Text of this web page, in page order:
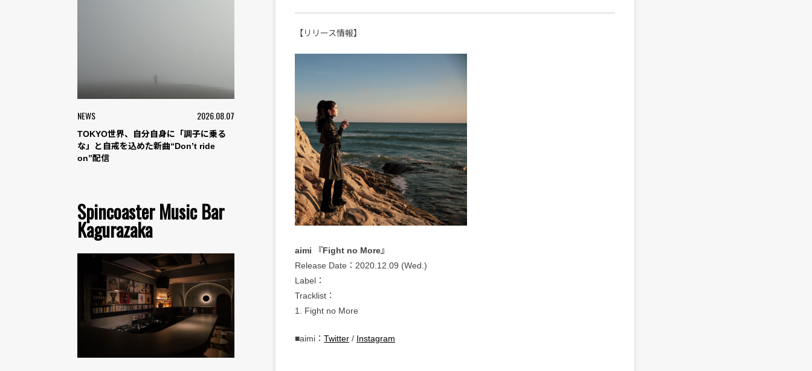
NEWS 2026.08.07
TOKYO世界、自分自身に「調子に乗る
な」と自戒を込めた新曲“Don’t ride
on”配信
Spincoaster Music Bar
Kagurazaka
【リリース情報】
aimi 『Fight no More』
Release Date：2020.12.09 (Wed.)
Label：
Tracklist：
1. Fight no More
■aimi： Twitter / Instagram